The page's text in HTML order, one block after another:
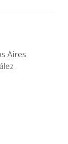
Aires